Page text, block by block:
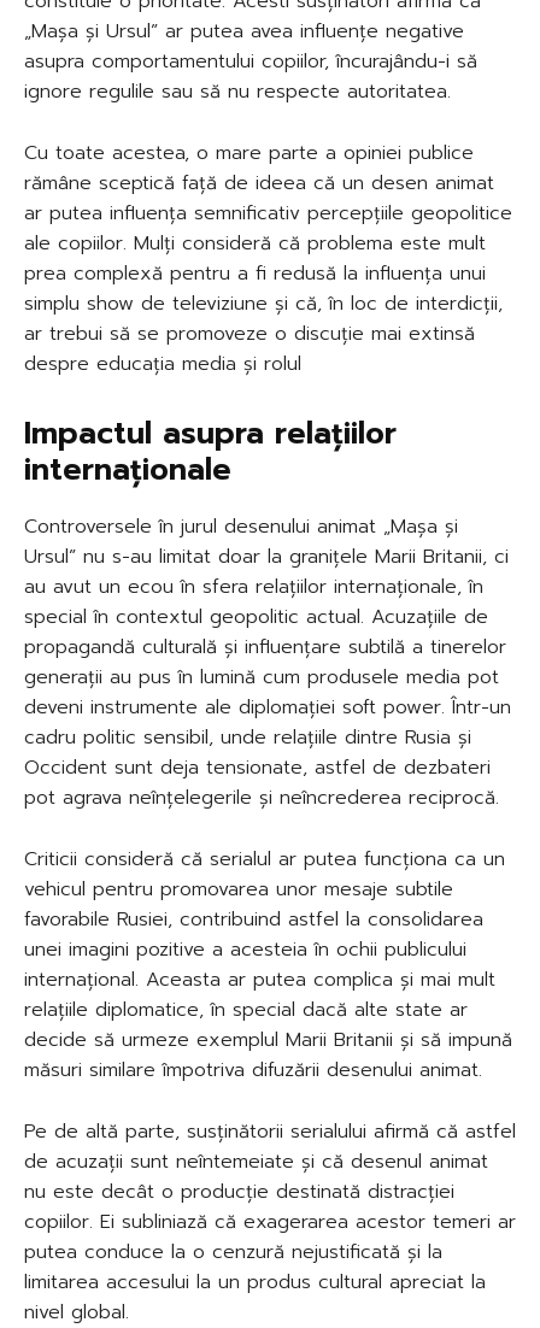
„Mașa și Ursul” ar putea avea influențe negative
asupra comportamentului copiilor, încurajându-i să
ignore regulile sau să nu respecte autoritatea.
Cu toate acestea, o mare parte a opiniei publice
rămâne sceptică față de ideea că un desen animat
ar putea influența semnificativ percepțiile geopolitice
ale copiilor. Mulți consideră că problema este mult
prea complexă pentru a fi redusă la influența unui
simplu show de televiziune și că, în loc de interdicții,
ar trebui să se promoveze o discuție mai extinsă
despre educația media și rolul
Impactul asupra relațiilor
internaționale
Controversele în jurul desenului animat „Mașa și
Ursul” nu s-au limitat doar la granițele Marii Britanii, ci
au avut un ecou în sfera relațiilor internaționale, în
special în contextul geopolitic actual. Acuzațiile de
propagandă culturală și influențare subtilă a tinerelor
generații au pus în lumină cum produsele media pot
deveni instrumente ale diplomației soft power. Într-un
cadru politic sensibil, unde relațiile dintre Rusia și
Occident sunt deja tensionate, astfel de dezbateri
pot agrava neînțelegerile și neîncrederea reciprocă.
Criticii consideră că serialul ar putea funcționa ca un
vehicul pentru promovarea unor mesaje subtile
favorabile Rusiei, contribuind astfel la consolidarea
unei imagini pozitive a acesteia în ochii publicului
internațional. Aceasta ar putea complica și mai mult
relațiile diplomatice, în special dacă alte state ar
decide să urmeze exemplul Marii Britanii și să impună
măsuri similare împotriva difuzării desenului animat.
Pe de altă parte, susținătorii serialului afirmă că astfel
de acuzații sunt neîntemeiate și că desenul animat
nu este decât o producție destinată distracției
copiilor. Ei subliniază că exagerarea acestor temeri ar
putea conduce la o cenzură nejustificată și la
limitarea accesului la un produs cultural apreciat la
nivel global.